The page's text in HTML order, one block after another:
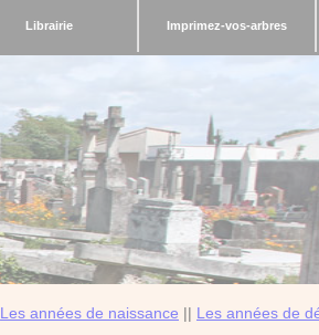
Librairie Imprimez-vos-arbres
Les années de naissance || Les années de